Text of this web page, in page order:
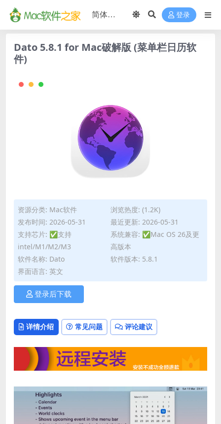
登录
Dato 5.8.1 for Mac破解版 (菜单栏日历软
件)
资源分类: Mac软件
浏览热度: (1.2K)
发布时间: 2026-05-31
最近更新: 2026-05-31
支持芯片: ✅支持
intel/M1/M2/M3
系统兼容: ✅Mac OS 26及更
高版本
软件名称: Dato
软件版本: 5.8.1
界面语言: 英文
登录后下载
详情介绍 常见问题 评论建议